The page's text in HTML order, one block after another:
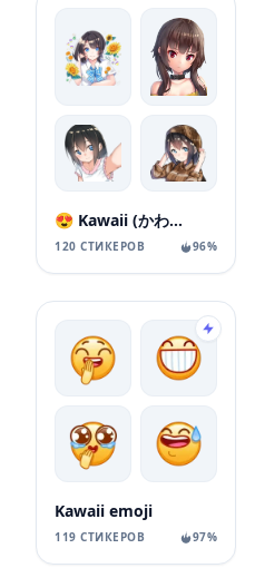
😍 Kawaii (かわいい) Part I
120 СТИКЕРОВ 96%
Kawaii emoji
119 СТИКЕРОВ 97%